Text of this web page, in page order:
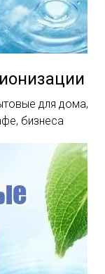
для дома,
бизнеса